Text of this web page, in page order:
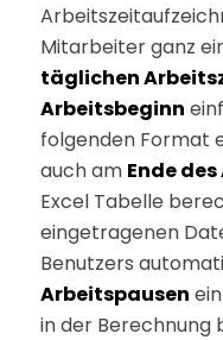
Mitarbeiter ganz
täglichen
Arbeitsbeginn
folgenden Format
auch am Ende
Excel Tabelle
eingetragenen
Benutzers
Arbeitspausen
in der Berechnung